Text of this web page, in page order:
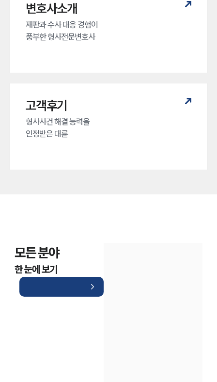
변호사소개
재판과 수사 대응 경험이
풍부한 형사전문변호사
고객후기
형사사건 해결 능력을
인정받은 대륜
모든 분야
한 눈에 보기